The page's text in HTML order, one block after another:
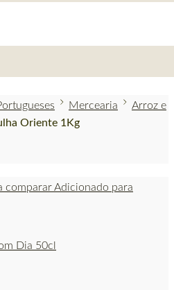
Mercearia
Arroz e
Oriente 1Kg
compararAdicionado para
Dia 50cl